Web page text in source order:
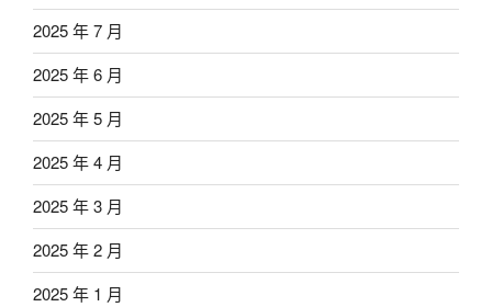
2025 年 7 月
2025 年 6 月
2025 年 5 月
2025 年 4 月
2025 年 3 月
2025 年 2 月
2025 年 1 月